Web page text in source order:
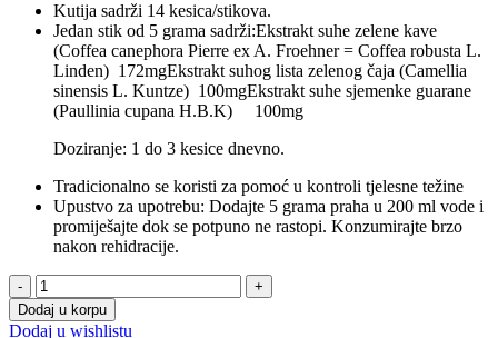
Kutija sadrži 14 kesica/stikova.
Jedan stik od 5 grama sadrži:Ekstrakt suhe zelene kave
(Coffea canephora Pierre ex A. Froehner = Coffea robusta L.
Linden) 172mgEkstrakt suhog lista zelenog čaja (Camellia
sinensis L. Kuntze) 100mgEkstrakt suhe sjemenke guarane
(Paullinia cupana H.B.K) 100mg
Doziranje: 1 do 3 kesice dnevno.
Tradicionalno se koristi za pomoć u kontroli tjelesne težine
Upustvo za upotrebu: Dodajte 5 grama praha u 200 ml vode i
promiješajte dok se potpuno ne rastopi. Konzumirajte brzo
nakon rehidracije.
Stik
Fit
sagorjevač
Dodaj u korpu
Dodaj u wishlistu